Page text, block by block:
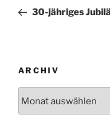
Beitrag
30-jähriges
ARCHIV